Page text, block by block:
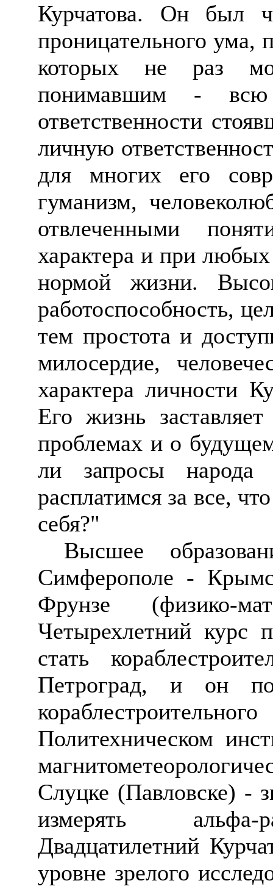
Курчатова. Он был
проницательного
которых не раз
понимавшим -
ответственности
личную
для многих его
гуманизм,
отвлеченными
характера и при любых
нормой жизни.
работоспособность,
тем простота и
милосердие,
характера личности
Его жизнь
проблемах и о
ли запросы
расплатимся за все,
себя?"
Высшее
Симферополе -
Фрунзе (физико-
Четырехлетний курс
стать
Петроград, и он
Политехническом
Слуцке (Павловске) -
измерять альфа-
Двадцатилетний
уровне зрелого